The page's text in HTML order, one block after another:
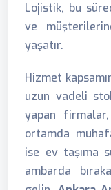
Lojistik, bu
ve
yaşatır.
Hizmet
uzun vadeli
yapan
ortamda
ise ev taşıma
ambarda